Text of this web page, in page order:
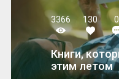
3366 130 0
Книги,
этим летом